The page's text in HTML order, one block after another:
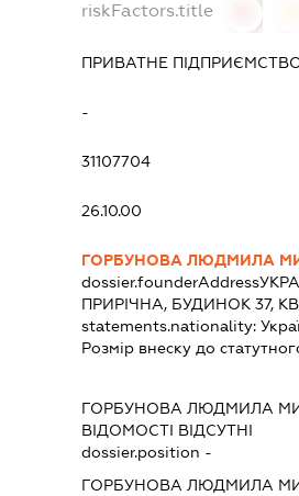
riskFactors.title
ПРИВАТНЕ
-
31107704
26.10.00
ГОРБУНОВА ЛЮДМИЛА
dossier.founderAddress
ПРИРІЧНА, БУДИНОК 37,
statements.nationality:
Розмір внеску до
ГОРБУНОВА ЛЮДМИЛА
ВІДОМОСТІ ВІДСУТНІ
dossier.position -
ГОРБУНОВА ЛЮДМИЛА